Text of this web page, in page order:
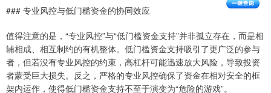
### 专业风控与低门槛资金的协同效应
值得注意的是，“专业风控”与“低门槛资金支持”并非孤立存在，而是相
辅相成、相互制约的有机整体。低门槛资金支持吸引了更广泛的参与
者，但若没有专业风控的约束，高杠杆可能迅速放大风险，导致投资
者蒙受巨大损失。反之，严格的专业风控确保了资金在相对安全的框
架内运作，使得低门槛资金支持不至于演变为“危险的游戏”。